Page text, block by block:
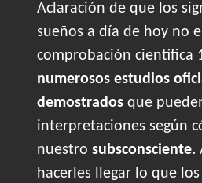
Aclaración de que los
sueños a día de hoy no
comprobación científica
numerosos estudios
demostrados que
interpretaciones según
nuestro subsconsciente.
hacerles llegar lo que